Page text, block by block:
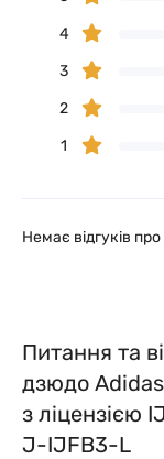
4
3
2
1
Немає відгуків
Питання та
дзюдо
з ліцензією
J-IJFB3-L